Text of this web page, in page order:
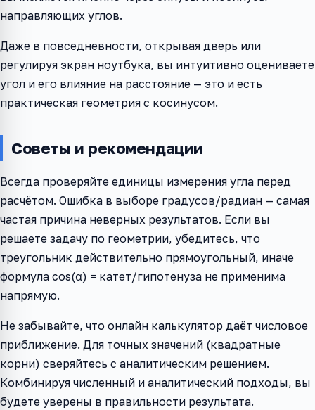
направляющих углов.
Даже в повседневности, открывая дверь или
регулируя экран ноутбука, вы интуитивно оцениваете
угол и его влияние на расстояние — это и есть
практическая геометрия с косинусом.
Советы и рекомендации
Всегда проверяйте единицы измерения угла перед
расчётом. Ошибка в выборе градусов/радиан — самая
частая причина неверных результатов. Если вы
решаете задачу по геометрии, убедитесь, что
треугольник действительно прямоугольный, иначе
формула cos(α) = катет/гипотенуза не применима
напрямую.
Не забывайте, что онлайн калькулятор даёт числовое
приближение. Для точных значений (квадратные
корни) сверяйтесь с аналитическим решением.
Комбинируя численный и аналитический подходы, вы
будете уверены в правильности результата.